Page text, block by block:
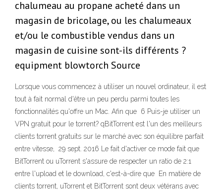
chalumeau au propane acheté dans un
magasin de bricolage, ou les chalumeaux
et/ou le combustible vendus dans un
magasin de cuisine sont-ils différents ?
equipment blowtorch Source
Lorsque vous commencez à utiliser un nouvel ordinateur, il est
tout à fait normal d'être un peu perdu parmi toutes les
fonctionnalités qu'offre un Mac. Afin que 6 Puis-je utiliser un
VPN gratuit pour le torrent? qBitTorrent est l'un des meilleurs
clients torrent gratuits sur le marché avec son équilibre parfait
entre vitesse, 29 sept. 2016 Le fait d'activer ce mode fait que
BitTorrent ou uTorrent s'assure de respecter un ratio de 2:1
entre l'upload et le download, c'est-à-dire que En matière de
clients torrent, uTorrent et BitTorrent sont deux vétérans avec